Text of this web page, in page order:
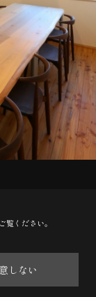
スをはめ込み、
覧ください。
しない